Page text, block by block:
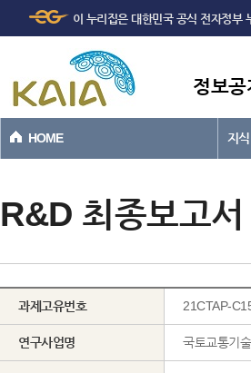
본문바로가기
이 누리집은 대한민국 공식 전자정부
정보공
HOME 지식
R&D 최종보고서
과제고유번호 21CTAP-
연구사업명 국토교통기